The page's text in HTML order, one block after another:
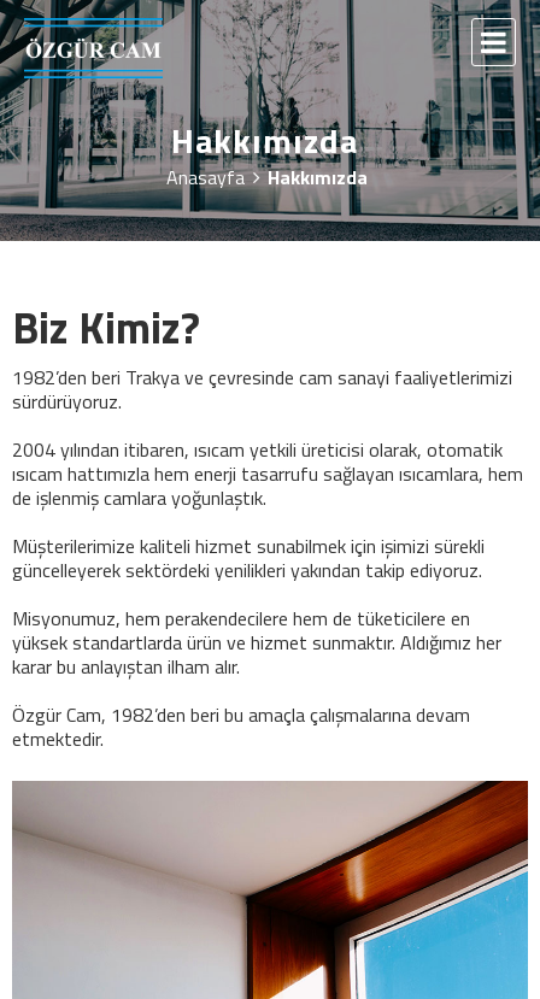
Hakkımızda
Anasayfa Hakkımızda
Biz Kimiz?
1982’den beri Trakya ve çevresinde cam sanayi faaliyetlerimizi
sürdürüyoruz.
2004 yılından itibaren, ısıcam yetkili üreticisi olarak, otomatik
ısıcam hattımızla hem enerji tasarrufu sağlayan ısıcamlara, hem
de işlenmiş camlara yoğunlaştık.
Müşterilerimize kaliteli hizmet sunabilmek için işimizi sürekli
güncelleyerek sektördeki yenilikleri yakından takip ediyoruz.
Misyonumuz, hem perakendecilere hem de tüketicilere en
yüksek standartlarda ürün ve hizmet sunmaktır. Aldığımız her
karar bu anlayıştan ilham alır.
Özgür Cam, 1982’den beri bu amaçla çalışmalarına devam
etmektedir.